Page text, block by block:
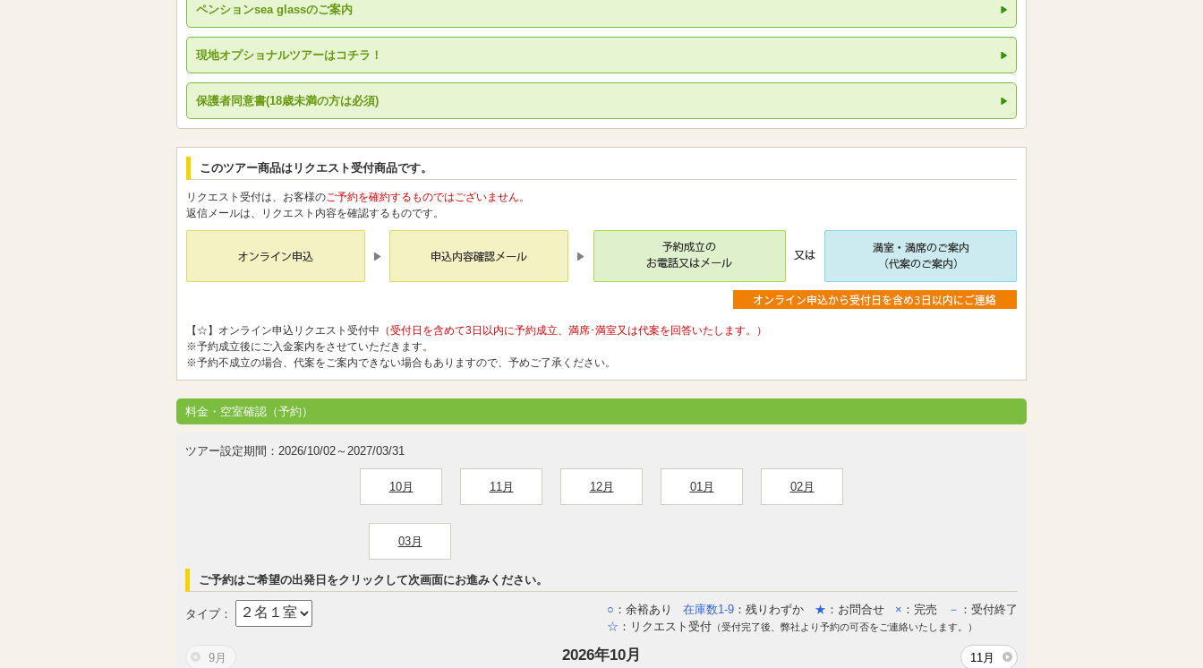
ペンションsea glassのご案内
現地オプショナルツアーはコチラ！
保護者同意書(18歳未満の方は必須)
このツアー商品はリクエスト受付商品です。
リクエスト受付は、お客様のご予約を確約するものではございません。
返信メールは、リクエスト内容を確認するものです。
【☆】オンライン申込リクエスト受付中 （受付日を含めて3日以内に予約成立、満席･満室又は代案を回答いたします。）
※予約成立後にご入金案内をさせていただきます。
※予約不成立の場合、代案をご案内できない場合もありますので、予めご了承ください。
料金・空室確認（予約）
ツアー設定期間：2026/10/02～2027/03/31
10月 11月 12月 01月 02月
03月
ご予約はご希望の出発日をクリックして次画面にお進みください。
タイプ： ○ ：余裕あり 在庫数1-9 ：残りわずか ★ ：お問合せ × ：完売 － ：受付終了
☆ ：リクエスト受付 （受付完了後、弊社より予約の可否をご連絡いたします。）
2026年10月
9月 11月